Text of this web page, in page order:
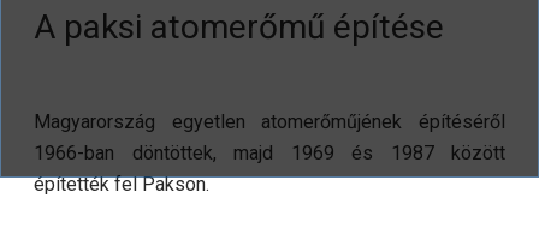
A paksi atomerőmű építése
Magyarország egyetlen atomerőműjének építéséről
1966-ban döntöttek, majd 1969 és 1987 között
építették fel Pakson.